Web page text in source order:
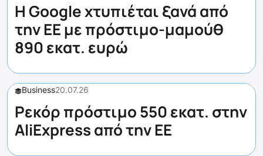
Η Google χτυπιέται ξανά από
την ΕΕ με πρόστιμο-μαμούθ
890 εκατ. ευρώ
Business20.07.26
Ρεκόρ πρόστιμο 550 εκατ. στην
AliExpress από την ΕΕ